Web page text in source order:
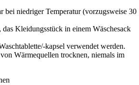
bei niedriger Temperatur (vorzugsweise 30
Kleidungsstück in einem Wäschesack
kapsel verwendet werden.
Wärmequellen trocknen, niemals im